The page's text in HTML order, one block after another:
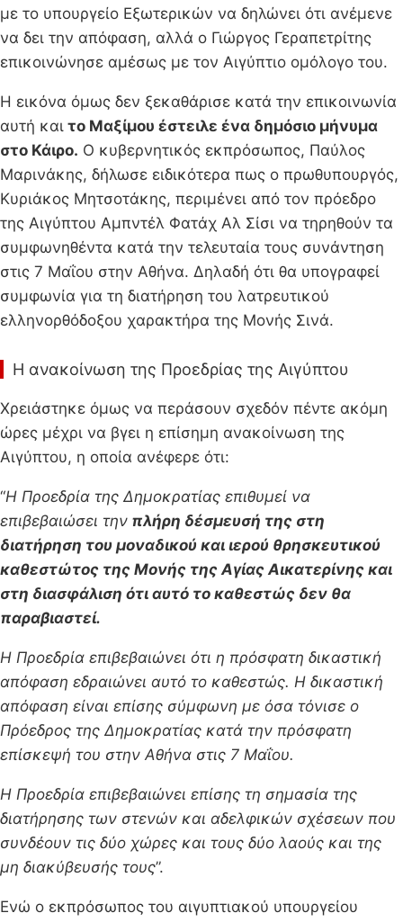
με το υπουργείο Εξωτερικών να δηλώνει ότι ανέμενε
να δει την απόφαση, αλλά ο Γιώργος Γεραπετρίτης
επικοινώνησε αμέσως με τον Αιγύπτιο ομόλογο του.
Η εικόνα όμως δεν ξεκαθάρισε κατά την επικοινωνία
αυτή και το Μαξίμου έστειλε ένα δημόσιο μήνυμα
στο Κάιρο. Ο κυβερνητικός εκπρόσωπος, Παύλος
Μαρινάκης, δήλωσε ειδικότερα πως ο πρωθυπουργός,
Κυριάκος Μητσοτάκης, περιμένει από τον πρόεδρο
της Αιγύπτου Αμπντέλ Φατάχ Αλ Σίσι να τηρηθούν τα
συμφωνηθέντα κατά την τελευταία τους συνάντηση
στις 7 Μαΐου στην Αθήνα. Δηλαδή ότι θα υπογραφεί
συμφωνία για τη διατήρηση του λατρευτικού
ελληνορθόδοξου χαρακτήρα της Μονής Σινά.
Η ανακοίνωση της Προεδρίας της Αιγύπτου
Χρειάστηκε όμως να περάσουν σχεδόν πέντε ακόμη
ώρες μέχρι να βγει η επίσημη ανακοίνωση της
Αιγύπτου, η οποία ανέφερε ότι:
“Η Προεδρία της Δημοκρατίας επιθυμεί να
επιβεβαιώσει την πλήρη δέσμευσή της στη
διατήρηση του μοναδικού και ιερού θρησκευτικού
καθεστώτος της Μονής της Αγίας Αικατερίνης και
στη διασφάλιση ότι αυτό το καθεστώς δεν θα
παραβιαστεί.
Η Προεδρία επιβεβαιώνει ότι η πρόσφατη δικαστική
απόφαση εδραιώνει αυτό το καθεστώς. Η δικαστική
απόφαση είναι επίσης σύμφωνη με όσα τόνισε ο
Πρόεδρος της Δημοκρατίας κατά την πρόσφατη
επίσκεψή του στην Αθήνα στις 7 Μαΐου.
Η Προεδρία επιβεβαιώνει επίσης τη σημασία της
διατήρησης των στενών και αδελφικών σχέσεων που
συνδέουν τις δύο χώρες και τους δύο λαούς και της
μη διακύβευσής τους”.
Ενώ ο εκπρόσωπος του αιγυπτιακού υπουργείου